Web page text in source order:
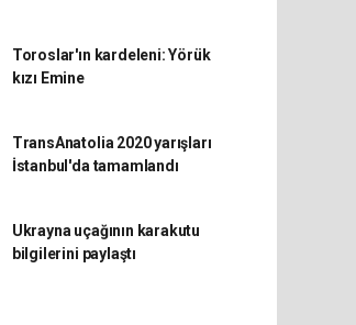
Toroslar'ın kardeleni: Yörük
kızı Emine
TransAnatolia 2020 yarışları
İstanbul'da tamamlandı
Ukrayna uçağının karakutu
bilgilerini paylaştı